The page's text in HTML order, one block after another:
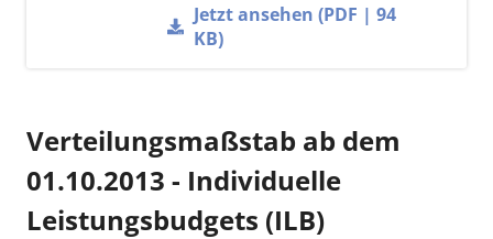
Jetzt ansehen (PDF | 94
KB)
Verteilungsmaßstab ab dem
01.10.2013 - Individuelle
Leistungsbudgets (ILB)